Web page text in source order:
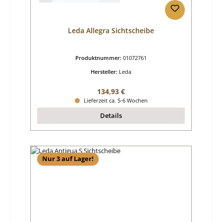
Leda Allegra Sichtscheibe
Produktnummer: 01072761
Hersteller: Leda
Regulärer Preis:
134,93 €
Lieferzeit ca. 5-6 Wochen
Details
Nur 3 auf Lager!